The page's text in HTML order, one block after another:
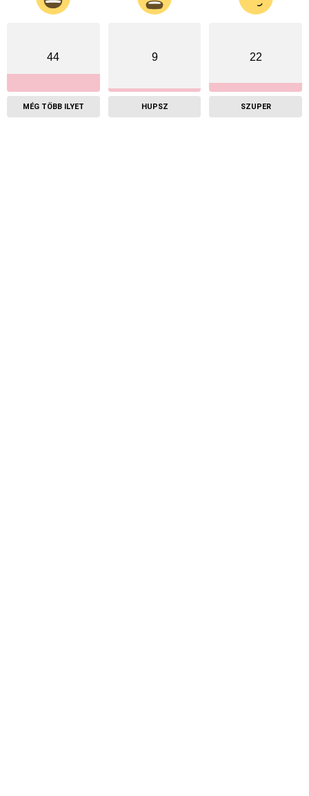
44
MÉG TÖBB ILYET
9
HUPSZ
22
SZUPER